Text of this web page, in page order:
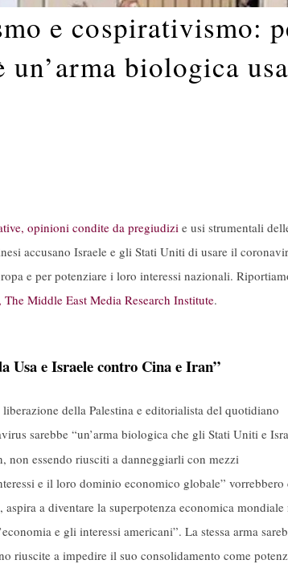
e cospirativismo:
biologica
opinioni condite da pregiudizi e usi strumentali
accusano Israele e gli Stati Uniti di usare il
e per potenziare i loro interessi nazionali.
Middle East Media Research Institute.
Usa e Israele contro Cina e Iran”
della Palestina e editorialista del quotidiano
sarebbe “un’arma biologica che gli Stati Uniti e
non essendo riusciti a danneggiarli con mezzi
e il loro dominio economico globale” vorrebbero
a diventare la superpotenza economica mondiale
e gli interessi americani”. La stessa arma
riuscite a impedire il suo consolidamento come